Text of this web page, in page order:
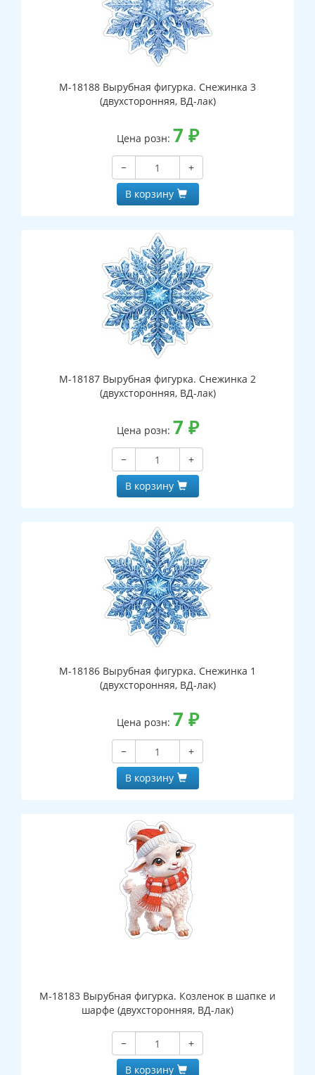
М-18188 Вырубная фигурка. Снежинка 3
(двухсторонняя, ВД-лак)
Цена розн: 7 ₽
−
+
В корзину
М-18187 Вырубная фигурка. Снежинка 2
(двухсторонняя, ВД-лак)
Цена розн: 7 ₽
−
+
В корзину
М-18186 Вырубная фигурка. Снежинка 1
(двухсторонняя, ВД-лак)
Цена розн: 7 ₽
−
+
В корзину
М-18183 Вырубная фигурка. Козленок в шапке и
шарфе (двухсторонняя, ВД-лак)
−
+
В корзину